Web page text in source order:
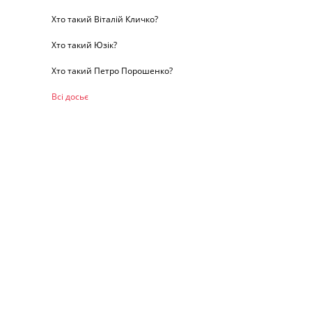
Хто такий Віталій Кличко?
Хто такий Юзік?
Хто такий Петро Порошенко?
Всі досьє